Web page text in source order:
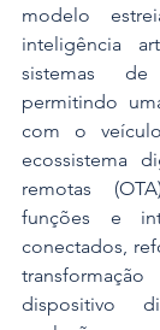
modelo
inteligência
sistemas de
permitindo
com o
ecossistema
remotas
funções e
conectados,
dispositivo